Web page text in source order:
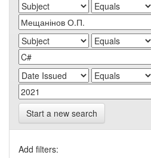
Start a new search
Add filters: